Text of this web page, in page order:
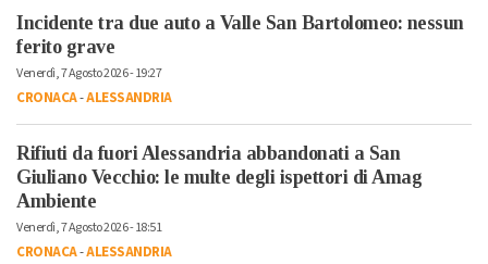
Incidente tra due auto a Valle San Bartolomeo: nessun
ferito grave
Venerdì, 7 Agosto 2026 - 19:27
CRONACA-ALESSANDRIA
Rifiuti da fuori Alessandria abbandonati a San
Giuliano Vecchio: le multe degli ispettori di Amag
Ambiente
Venerdì, 7 Agosto 2026 - 18:51
CRONACA-ALESSANDRIA